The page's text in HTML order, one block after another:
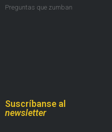
Preguntas que zumban
Suscríbanse al
newsletter